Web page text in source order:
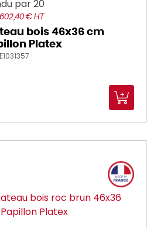
par 20
€ HT
bois 46x36 cm
Platex